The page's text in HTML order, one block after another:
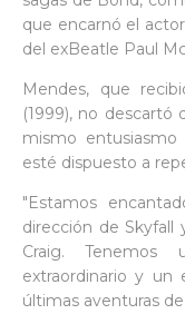
que encarnó el
del exBeatle Paul
Mendes, que
(1999), no
mismo
esté dispuesto a
"Estamos
dirección de Skyfall
Craig.
extraordinario y un
últimas aventuras